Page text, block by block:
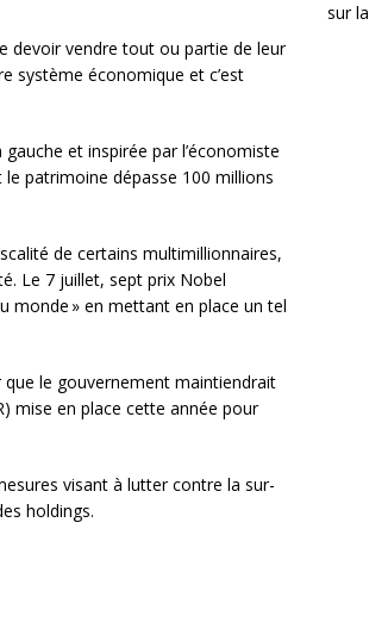
devoir vendre tout ou partie de leur
système économique et c’est
et inspirée par l’économiste
patrimoine dépasse 100 millions
de certains multimillionnaires,
Le 7 juillet, sept prix Nobel
monde » en mettant en place un tel
le gouvernement maintiendrait
mise en place cette année pour
visant à lutter contre la sur-
holdings.
sur